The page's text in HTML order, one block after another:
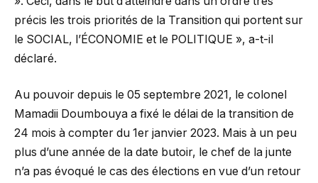
précis les trois priorités de la Transition qui portent sur
le SOCIAL, l’ÉCONOMIE et le POLITIQUE », a-t-il
déclaré.
Au pouvoir depuis le 05 septembre 2021, le colonel
Mamadii Doumbouya a fixé le délai de la transition de
24 mois à compter du 1er janvier 2023. Mais à un peu
plus d’une année de la date butoir, le chef de la junte
n’a pas évoqué le cas des élections en vue d’un retour